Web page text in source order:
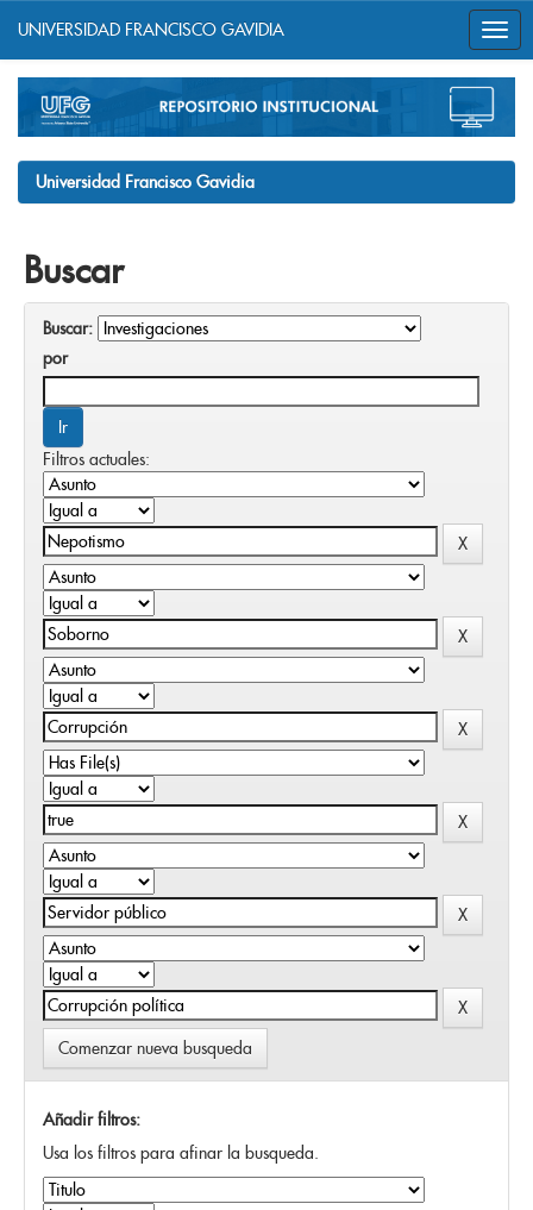
navigation
UNIVERSIDAD FRANCISCO GAVIDIA
Universidad Francisco Gavidia
Buscar
Buscar:
por
Filtros actuales:
Comenzar nueva busqueda
Añadir filtros:
Usa los filtros para afinar la busqueda.